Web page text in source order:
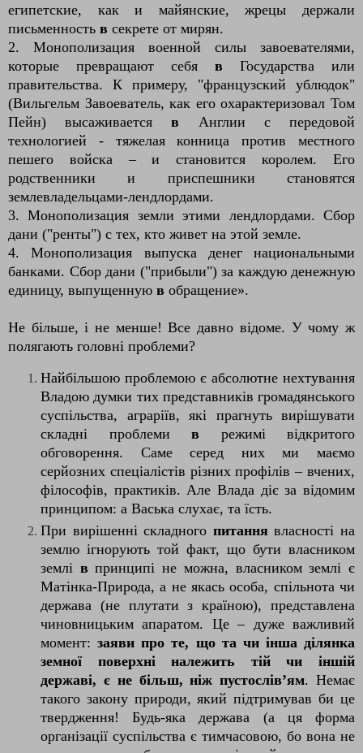
египетские, как и майянские, жрецы держали
письменность в секрете от мирян.
2. Монополизация военной силы завоевателями,
которые превращают себя в Государства или
правительства. К примеру, "французский ублюдок"
(Вильгельм Завоеватель, как его охарактеризовал Том
Пейн) высаживаетсяв Англии с передовой
технологией - тяжелая конница против местного
пешего войска – и становится королем. Его
родственники и приспешники становятся
землевладельцами-лендлордами.
3. Монополизация земли этими лендлордами. Сбор
дани ("ренты") с тех, кто живет на этой земле.
4. Монополизация выпуска денег национальными
банками. Сбор дани ("прибыли") за каждую денежную
единицу, выпущенную в обращение».
Не більше, і не менше! Все давно відоме. У чому ж
полягають головні проблеми?
Найбільшою проблемою є абсолютне нехтування
Владою думки тих представників громадянського
суспільства, аграріїв, які прагнуть вирішувати
складні проблеми в режимі відкритого
обговорення. Саме серед них ми маємо
серйозних спеціалістів різних профілів – вчених,
філософів, практиків. Але Влада діє за відомим
принципом: а Васька слухає, та їсть.
При вирішенні складного питаннявласності на
землю ігнорують той факт, що бути власником
землі в принципі не можна, власником землі є
Матінка-Природа, а не якась особа, спільнота чи
держава (не плутати з країною), представлена
чиновницьким апаратом. Це – дуже важливий
момент:заяви про те, що та чи інша ділянка
земної поверхні належить тій чи іншій
державі, є не більш, ніж пустослів’ям. Немає
такого закону природи, який підтримував би це
твердження! Будь-яка держава (а ця форма
організації суспільства є тимчасовою, бо вона не